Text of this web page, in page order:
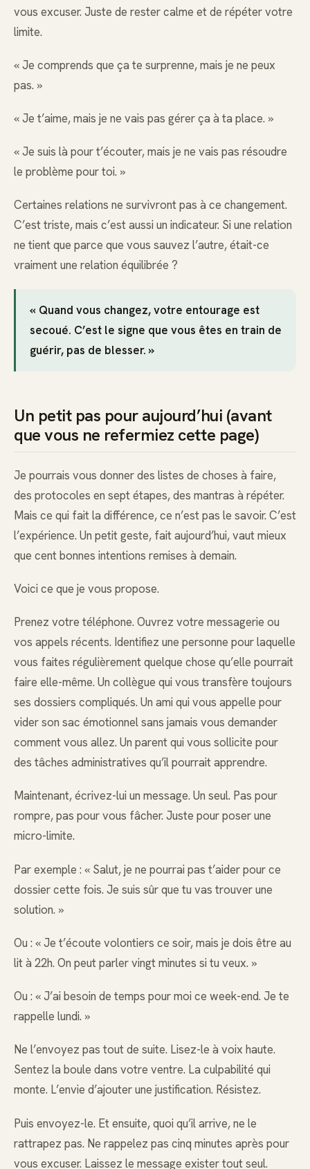
vous excuser. Juste de rester calme et de répéter votre
limite.
« Je comprends que ça te surprenne, mais je ne peux
pas. »
« Je t’aime, mais je ne vais pas gérer ça à ta place. »
« Je suis là pour t’écouter, mais je ne vais pas résoudre
le problème pour toi. »
Certaines relations ne survivront pas à ce changement.
C’est triste, mais c’est aussi un indicateur. Si une relation
ne tient que parce que vous sauvez l’autre, était-ce
vraiment une relation équilibrée ?
« Quand vous changez, votre entourage est
secoué. C’est le signe que vous êtes en train de
guérir, pas de blesser. »
Un petit pas pour aujourd’hui (avant
que vous ne refermiez cette page)
Je pourrais vous donner des listes de choses à faire,
des protocoles en sept étapes, des mantras à répéter.
Mais ce qui fait la différence, ce n’est pas le savoir. C’est
l’expérience. Un petit geste, fait aujourd’hui, vaut mieux
que cent bonnes intentions remises à demain.
Voici ce que je vous propose.
Prenez votre téléphone. Ouvrez votre messagerie ou
vos appels récents. Identifiez une personne pour laquelle
vous faites régulièrement quelque chose qu’elle pourrait
faire elle-même. Un collègue qui vous transfère toujours
ses dossiers compliqués. Un ami qui vous appelle pour
vider son sac émotionnel sans jamais vous demander
comment vous allez. Un parent qui vous sollicite pour
des tâches administratives qu’il pourrait apprendre.
Maintenant, écrivez-lui un message. Un seul. Pas pour
rompre, pas pour vous fâcher. Juste pour poser une
micro-limite.
Par exemple : « Salut, je ne pourrai pas t’aider pour ce
dossier cette fois. Je suis sûr que tu vas trouver une
solution. »
Ou : « Je t’écoute volontiers ce soir, mais je dois être au
lit à 22h. On peut parler vingt minutes si tu veux. »
Ou : « J’ai besoin de temps pour moi ce week-end. Je te
rappelle lundi. »
Ne l’envoyez pas tout de suite. Lisez-le à voix haute.
Sentez la boule dans votre ventre. La culpabilité qui
monte. L’envie d’ajouter une justification. Résistez.
Puis envoyez-le. Et ensuite, quoi qu’il arrive, ne le
rattrapez pas. Ne rappelez pas cinq minutes après pour
vous excuser. Laissez le message exister tout seul.